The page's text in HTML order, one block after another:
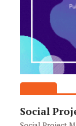
Social